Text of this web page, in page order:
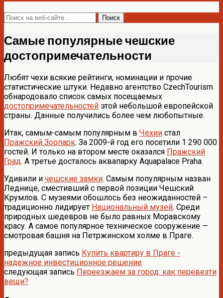
Самые популярные чешские
достопримечательности
Любят чехи всякие рейтинги, номинации и прочие
статистические штуки. Недавно агентство CzechTourism
обнародовало список самых посещаемых
достопримечательностей этой небольшой европейской
страны. Данные получились более чем любопытные.
Итак, самым-самым популярным в Чехии стал
Пражский Зоопарк. За 2009-й год его посетили 1 290 000
гостей. И только на втором месте оказался Пражский
Град. А третье досталось аквапарку Aquapalace Praha.
Удивили и чешские замки. Самым популярным назван
Леднице, сместивший с первой позиции Чешский
Крумлов. С музеями обошлось без неожиданностей –
традиционно лидирует Национальный музей. Среди
природных шедевров не было равных Моравскому
красу. А самое популярное техническое сооружение —
смотровая башня на Петржинском холме в Праге.
предыдущая запись Купить квартиру в Праге -
надежное инвестиционное решение
следующая запись Переезжаем за город: как перевезти
вещи?